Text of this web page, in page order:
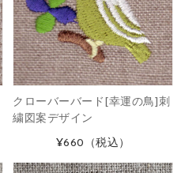
クローバーバード[幸運の鳥]刺
繍図案デザイン
¥660 （税込）